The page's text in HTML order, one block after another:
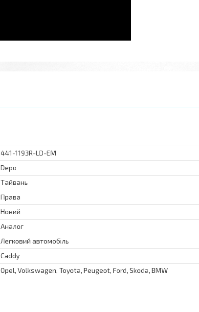
441-1193R-LD-EM
Depo
Тайвань
Права
Новий
Аналог
Легковий автомобіль
Caddy
Opel, Volkswagen, Toyota, Peugeot, Ford, Skoda, BMW